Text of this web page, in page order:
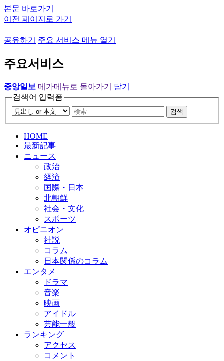
본문 바로가기
이전 페이지로 가기
공유하기 주요 서비스 메뉴 열기
주요서비스
중앙일보 메가메뉴로 돌아가기
닫기
검색어 입력폼
검색
HOME
最新記事
ニュース
政治
経済
国際・日本
北朝鮮
社会・文化
スポーツ
オピニオン
社説
コラム
日本関係のコラム
エンタメ
ドラマ
音楽
映画
アイドル
芸能一般
ランキング
アクセス
コメント